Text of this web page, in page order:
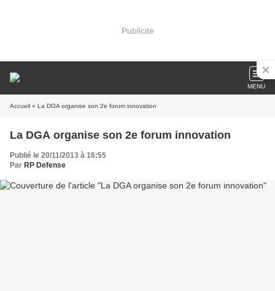
Publicité
MENU
Accueil » La DGA organise son 2e forum innovation
La DGA organise son 2e forum innovation
Publié le 20/11/2013 à 16:55
Par RP Defense